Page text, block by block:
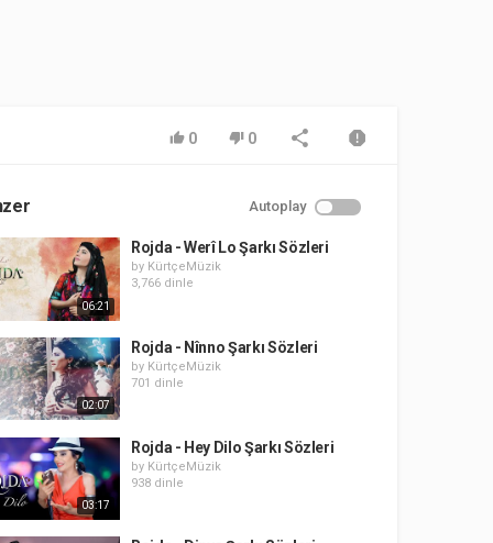
0 0
Autoplay
06:21
Rojda - Werî Lo Şarkı Sözleri
by KürtçeMüzik
3,766 dinle
02:07
Rojda - Nînno Şarkı Sözleri
by KürtçeMüzik
701 dinle
03:17
Rojda - Hey Dilo Şarkı Sözleri
by KürtçeMüzik
938 dinle